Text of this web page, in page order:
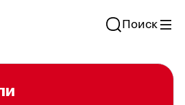
Поиск